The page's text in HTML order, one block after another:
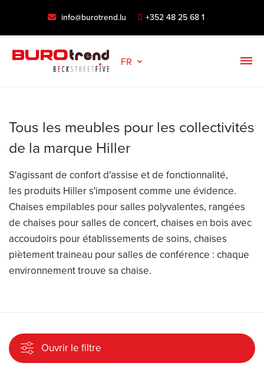
info@burotrend.lu +352 48 25 68 1
FR
Tous les meubles pour les collectivités
de la marque Hiller
S'agissant de confort d'assise et de fonctionnalité,
les produits Hiller s'imposent comme une évidence.
Chaises empilables pour salles polyvalentes, rangées
de chaises pour salles de concert, chaises en bois avec
accoudoirs pour établissements de soins, chaises
piètement traineau pour salles de conférence : chaque
environnement trouve sa chaise.
Ouvrir le filtre